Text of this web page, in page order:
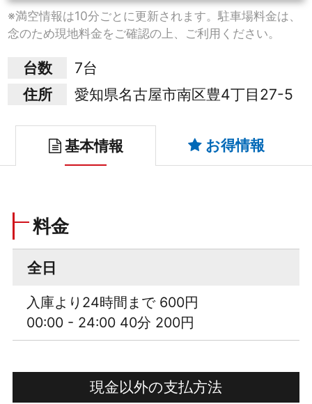
※満空情報は10分ごとに更新されます。駐車場料金は、
念のため現地料金をご確認の上、ご利用ください。
台数
7台
住所
愛知県名古屋市南区豊4丁目27-5
基本情報 お得情報
料金
全日
入庫より24時間まで 600円
00:00 - 24:00 40分 200円
現金以外の支払方法